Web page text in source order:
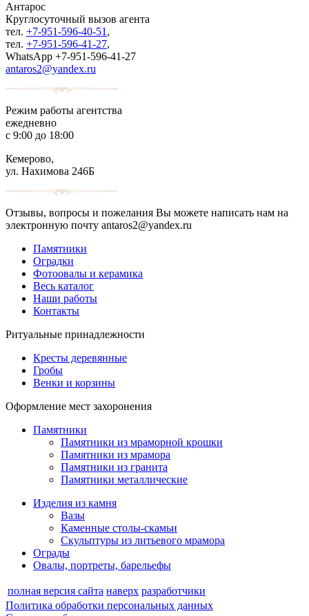
Антарос
Круглосуточный вызов агента
тел. +7-951-596-40-51 ,
тел. +7-951-596-41-27,
WhatsApp +7-951-596-41-27
antaros2@yandex.ru
Режим работы агентства
ежедневно
с 9:00 до 18:00
Кемерово,
ул. Нахимова 246Б
Отзывы, вопросы и пожелания Вы можете написать нам на
электронную почту antaros2@yandex.ru
Памятники
Оградки
Фотоовалы и керамика
Весь каталог
Наши работы
Контакты
Ритуальные принадлежности
Кресты деревянные
Гробы
Венки и корзины
Оформление мест захоронения
Памятники
Памятники из мраморной крошки
Памятники из мрамора
Памятники из гранита
Памятники металлические
Изделия из камня
Вазы
Каменные столы-скамьи
Скульптуры из литьевого мрамора
Ограды
Овалы, портреты, барельефы
полная версия сайта наверх разработчики
Политика обработки персональных данных